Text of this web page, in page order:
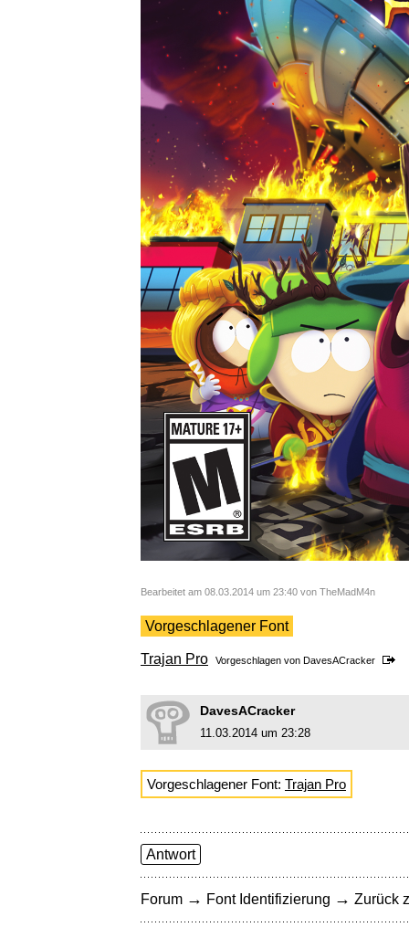
Bearbeitet am 08.03.2014 um 23:40 von TheMadM4n
Vorgeschlagener Font
Trajan Pro Vorgeschlagen von DavesACracker
DavesACracker
11.03.2014 um 23:28
Vorgeschlagener Font: Trajan Pro
Antwort
Forum → Font Identifizierung → Zurück